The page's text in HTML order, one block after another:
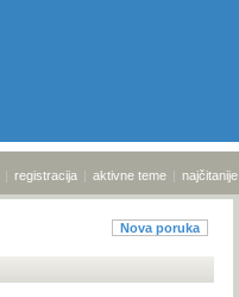
| registracija | aktivne teme | najčitanije
Nova poruka